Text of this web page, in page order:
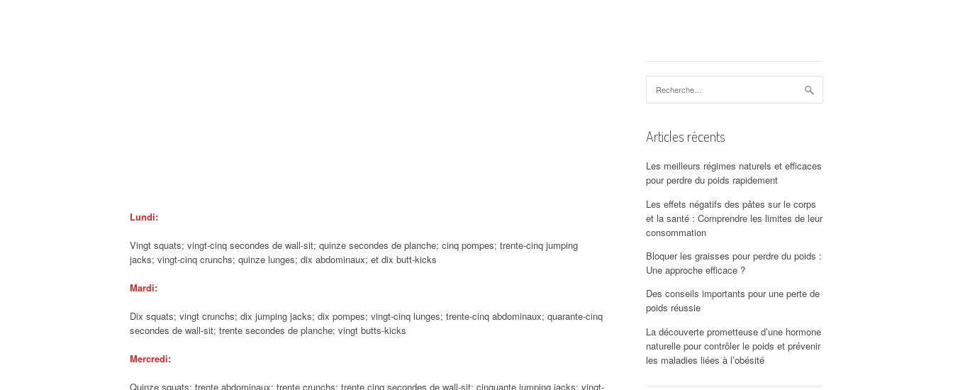
Lundi:
Vingt squats; vingt-cinq secondes de wall-sit; quinze secondes de planche; cinq pompes; trente-cinq jumping
jacks; vingt-cinq crunchs; quinze lunges; dix abdominaux; et dix butt-kicks
Mardi:
Dix squats; vingt crunchs; dix jumping jacks; dix pompes; vingt-cinq lunges; trente-cinq abdominaux; quarante-cinq
secondes de wall-sit; trente secondes de planche; vingt butts-kicks
Mercredi:
Quinze squats; trente abdominaux; trente crunchs; trente cinq secondes de wall-sit; cinquante jumping jacks; vingt-
Articles récents
Les meilleurs régimes naturels et efficaces
pour perdre du poids rapidement
Les effets négatifs des pâtes sur le corps
et la santé : Comprendre les limites de leur
consommation
Bloquer les graisses pour perdre du poids :
Une approche efficace ?
Des conseils importants pour une perte de
poids réussie
La découverte prometteuse d’une hormone
naturelle pour contrôler le poids et prévenir
les maladies liées à l’obésité